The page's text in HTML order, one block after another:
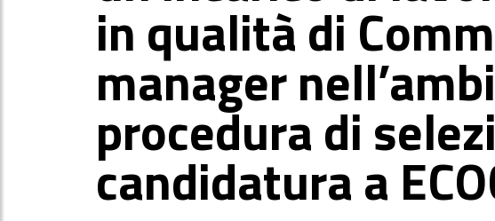
in qualità di
manager
procedura di
candidatura a